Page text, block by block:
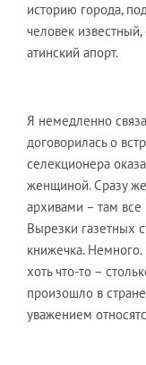
историю города,
человек
атинский апорт.
Я немедленно
договорилась о
селекционера
женщиной. Сразу
архивами – там
Вырезки газетных
книжечка. Немного.
хоть что-то –
произошло в
уважением